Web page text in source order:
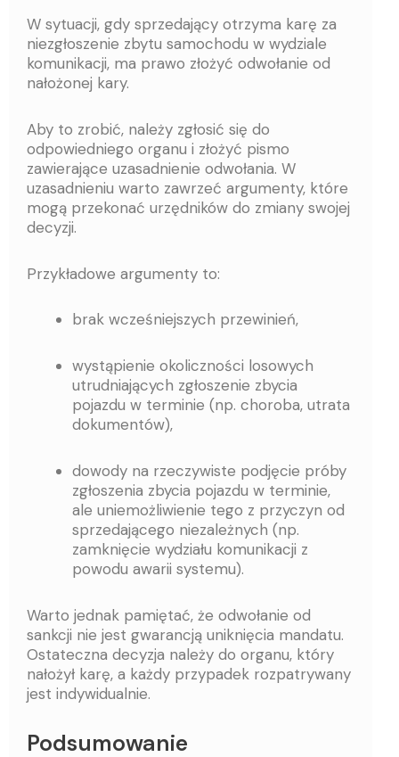
W sytuacji, gdy sprzedający otrzyma karę za
niezgłoszenie zbytu samochodu w wydziale
komunikacji, ma prawo złożyć odwołanie od
nałożonej kary.
Aby to zrobić, należy zgłosić się do
odpowiedniego organu i złożyć pismo
zawierające uzasadnienie odwołania. W
uzasadnieniu warto zawrzeć argumenty, które
mogą przekonać urzędników do zmiany swojej
decyzji.
Przykładowe argumenty to:
brak wcześniejszych przewinień,
wystąpienie okoliczności losowych
utrudniających zgłoszenie zbycia
pojazdu w terminie (np. choroba, utrata
dokumentów),
dowody na rzeczywiste podjęcie próby
zgłoszenia zbycia pojazdu w terminie,
ale uniemożliwienie tego z przyczyn od
sprzedającego niezależnych (np.
zamknięcie wydziału komunikacji z
powodu awarii systemu).
Warto jednak pamiętać, że odwołanie od
sankcji nie jest gwarancją uniknięcia mandatu.
Ostateczna decyzja należy do organu, który
nałożył karę, a każdy przypadek rozpatrywany
jest indywidualnie.
Podsumowanie